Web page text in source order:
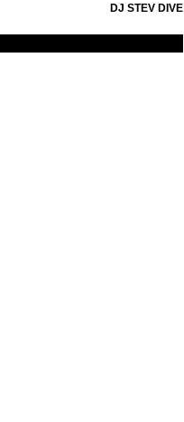
DJ STEV DIVE